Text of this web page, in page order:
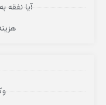
آیا نفقه